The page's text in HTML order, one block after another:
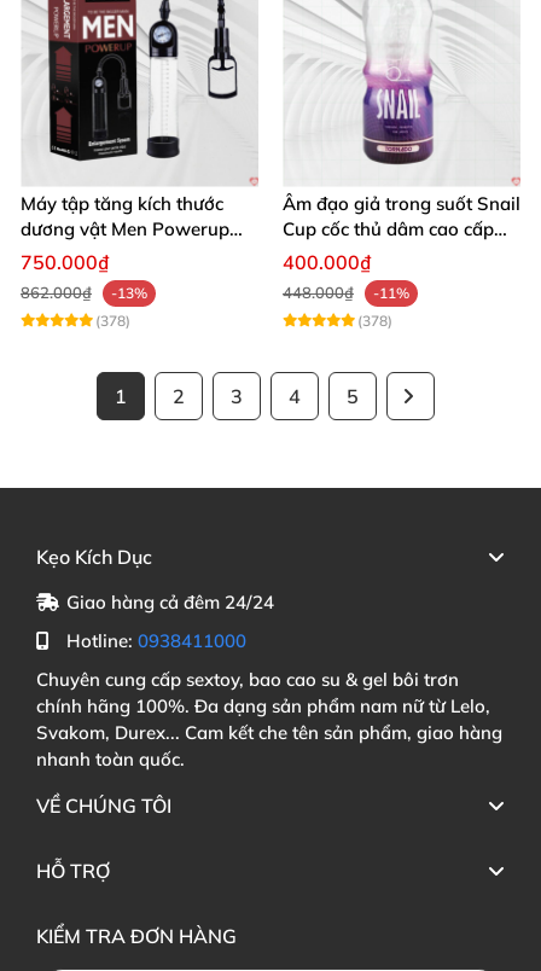
Máy tập tăng kích thước
dương vật Men Powerup
công nghệ tiên tiến
750.000₫
862.000₫
-13%
(378)
Âm đạo giả trong suốt Snail
Cup cốc thủ dâm cao cấp
nam giới
400.000₫
448.000₫
-11%
(378)
1 2 3 4 5
Kẹo Kích Dục
Giao hàng cả đêm 24/24
Hotline: 0938411000
Chuyên cung cấp sextoy, bao cao su & gel bôi trơn
chính hãng 100%. Đa dạng sản phẩm nam nữ từ Lelo,
Svakom, Durex... Cam kết che tên sản phẩm, giao hàng
nhanh toàn quốc.
VỀ CHÚNG TÔI
HỖ TRỢ
KIỂM TRA ĐƠN HÀNG